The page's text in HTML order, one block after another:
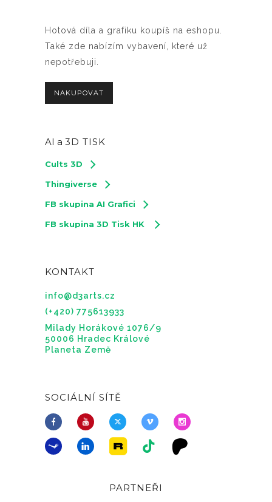
Hotová díla a grafiku koupíš na eshopu.
Také zde nabízím vybavení, které už
nepotřebuji.
NAKUPOVAT
AI a 3D TISK
Cults 3D
Thingiverse
FB skupina AI Grafici
FB skupina 3D Tisk HK
KONTAKT
info@d3arts.cz
(+420) 775613933
Milady Horákové 1076/9
50006 Hradec Králové
Planeta Země
SOCIÁLNÍ SÍTĚ
PARTNEŘI